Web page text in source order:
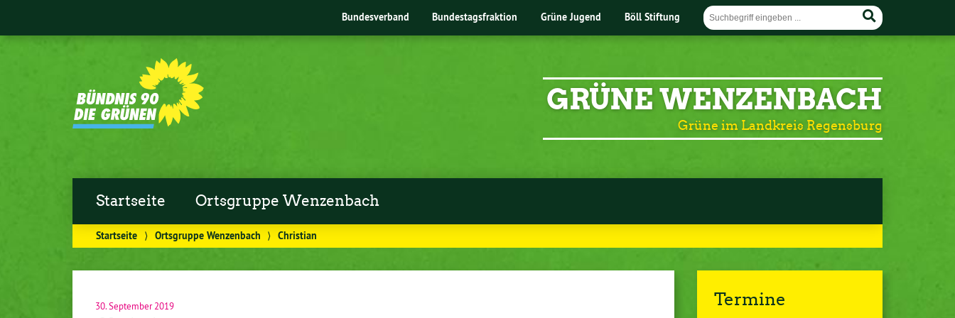
Bundesverband Bundestagsfraktion Grüne Jugend Böll Stiftung
GRÜNE WENZENBACH
Grüne im Landkreis Regensburg
Startseite Ortsgruppe Wenzenbach
Startseite ⟩ Ortsgruppe Wenzenbach ⟩ Christian
30. September 2019 Termine